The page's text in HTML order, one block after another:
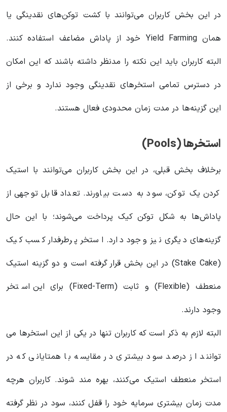
در این بخش کاربران می‌توانند با کشت توکن‌های نقدینگی یا
همان Yield Farming خود از پاداش مضاعف استفاده کنند.
البته کاربران باید این نکته را مدنظر داشته باشند که این امکان
در دسترس تمامی استخرهای نقدینگی وجود ندارد و برخی از
این گزینه‌ها در مدت زمان محدودی فعال هستند.
استخرها (Pools)
برخلاف بخش قبلی، در این بخش کاربران می‌توانند با استیک
کردن یک توکن، سود به دست بیاورند. تعداد قابل توجهی از
پاداش‌ها به شکل توکن کیک پرداخت می‌شوند؛ با این حال
گزینه‌های دیگری نیز وجود دارد. استخر پرطرفدار کسب کیک
(Stake Cake) در این بخش قرار گرفته است و دو گزینه استیک
منعطف (Flexible) و ثابت (Fixed-Term) برای این استخر
وجود دارند.
البته لازم به ذکر است که کاربران تنها در یکی از این استخرها می
توانند از درصد سود بیشتری در مقایسه با همتایانی که در
استخر منعطف استیک می‌کنند، بهره مند شوند. کاربران هرچه
مدت زمان بیشتری سرمایه خود را قفل کنند، سود در نظر گرفته